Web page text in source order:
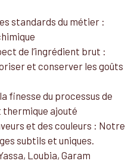
standards du métier :
de l’ingrédient brut :
et conserver les goûts
finesse du processus de
ajouté
et des couleurs : Notre
subtils et uniques.
Loubia, Garam